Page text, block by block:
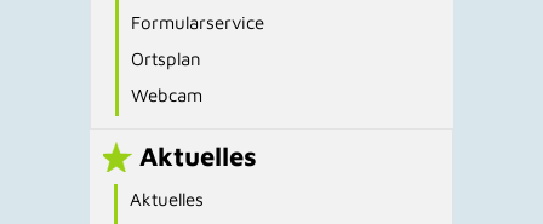
Formularservice
Ortsplan
Webcam
Aktuelles
Aktuelles